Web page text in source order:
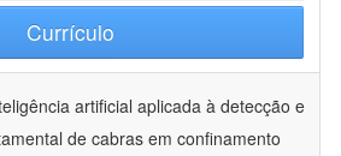
Currículo
artificial aplicada à detecção e
de cabras em confinamento